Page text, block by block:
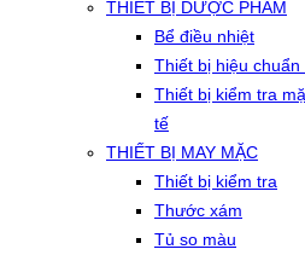
THIẾT BỊ DƯỢC PHẨM
Bể điều nhiệt
Thiết bị hiệu chuẩn
Thiết bị kiểm tra
tế
THIẾT BỊ MAY MẶC
Thiết bị kiểm tra
Thước xám
Tủ so màu